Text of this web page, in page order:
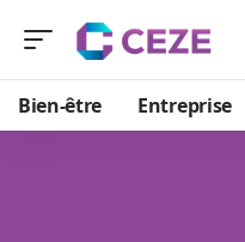
Bien-être Entreprise